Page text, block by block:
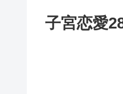
子宮恋愛